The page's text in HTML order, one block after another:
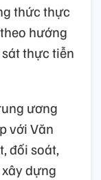
thức thực
hướng
thực tiễn
ương
với Văn
đối soát,
dựng